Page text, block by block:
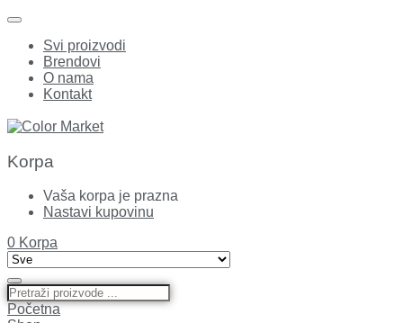
Svi proizvodi
Brendovi
O nama
Kontakt
Korpa
Vaša korpa je prazna
Nastavi kupovinu
0 Korpa
Početna